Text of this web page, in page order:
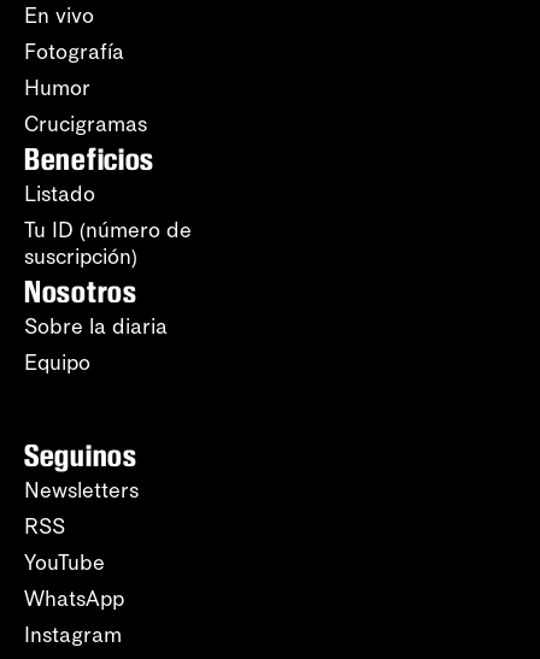
En vivo
Fotografía
Humor
Crucigramas
Beneficios
Listado
Tu ID (número de
suscripción)
Nosotros
Sobre la diaria
Equipo
Seguinos
Newsletters
RSS
YouTube
WhatsApp
Instagram